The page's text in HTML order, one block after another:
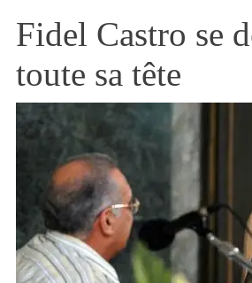
Fidel Castro se
toute sa tête